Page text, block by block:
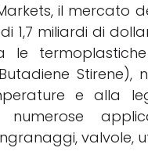
il mercato
1,7 miliardi di
termoplastiche
e alla
numerose
valvole,